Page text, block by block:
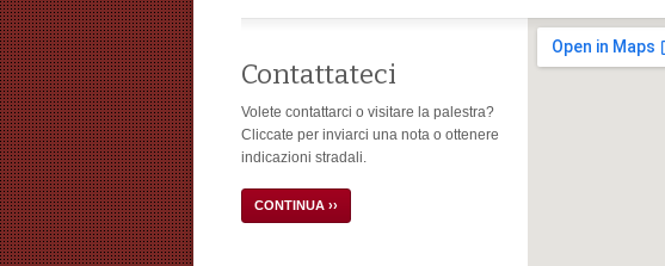
Contattateci
Volete contattarci o visitare la palestra?
Cliccate per inviarci una nota o ottenere
indicazioni stradali.
CONTINUA ››